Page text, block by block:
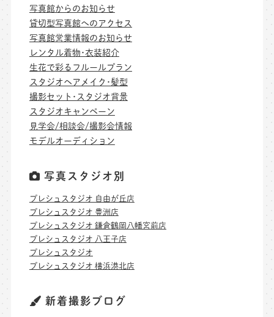
写真館からのお知らせ
貸切型写真館へのアクセス
写真館営業情報のお知らせ
レンタル着物･衣装紹介
生花で彩るフルールプラン
スタジオヘアメイク･髪型
撮影セット･スタジオ背景
スタジオキャンペーン
見学会/相談会/撮影会情報
モデルオーディション
写真スタジオ別
プレシュスタジオ 自由が丘店
プレシュスタジオ 豊洲店
プレシュスタジオ 鎌倉鶴岡八幡宮前店
プレシュスタジオ 八王子店
プレシュスタジオ
プレシュスタジオ 横浜港北店
新着撮影ブログ